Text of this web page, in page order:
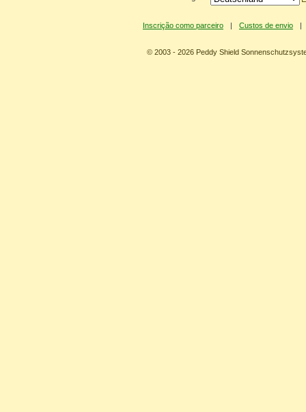
Inscrição como parceiro | Custos de envio |
© 2003 - 2026 Peddy Shield